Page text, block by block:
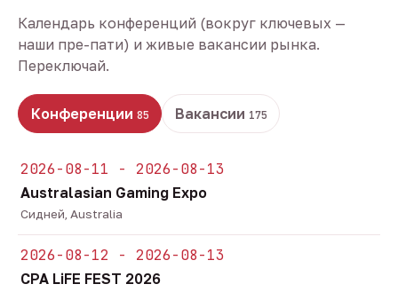
Календарь конференций (вокруг ключевых —
наши пре-пати) и живые вакансии рынка.
Переключай.
Конференции 85 Вакансии 175
2026-08-11 - 2026-08-13
Australasian Gaming Expo
Сидней, Australia
2026-08-12 - 2026-08-13
CPA LiFE FEST 2026